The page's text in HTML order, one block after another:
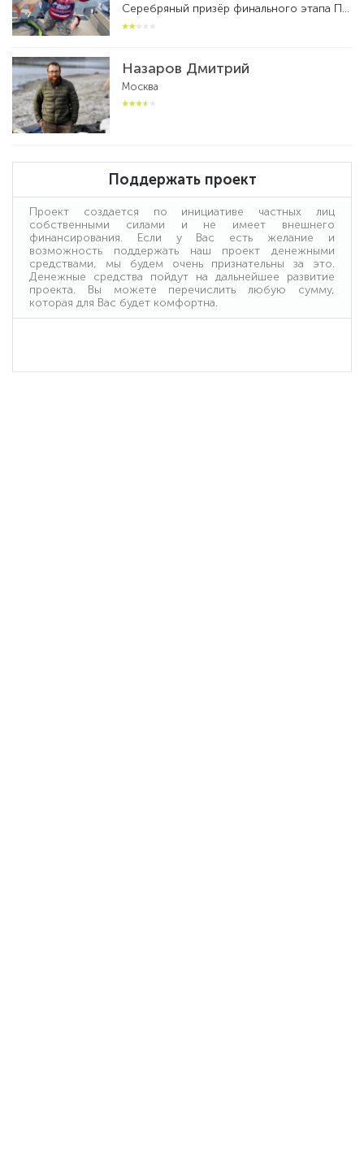
Серебряный призёр финального этапа ПАЛ. Обладатель кубка Москвы по ловле спиннингом с лодок . Чемпион Тверской области по спиннингу с лодок .Бронзовый призер кубка России по ловле спиннингом с лодок 2021 года.Действующий рыболов -спортсмен. Призер и победитель многих фестивалей и турниров по рыболовному спорту.
Назаров Дмитрий
Москва
Поддержать проект
Проект создается по инициативе частных лиц
собственными силами и не имеет внешнего
финансирования. Если у Вас есть желание и
возможность поддержать наш проект денежными
средствами, мы будем очень признательны за это.
Денежные средства пойдут на дальнейшее развитие
проекта. Вы можете перечислить любую сумму,
которая для Вас будет комфортна.